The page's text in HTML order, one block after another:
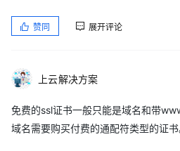
赞同 展开评论
上云解决方案
免费的ssl证书一般只能是域名和带
域名需要购买付费的通配符类型的证书